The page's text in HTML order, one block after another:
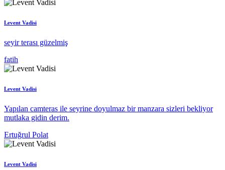
Levent Vadisi
seyir terası güzelmiş
fatih
Levent Vadisi
Yapılan camteras ile seyrine doyulmaz bir manzara sizleri bekliyor
mutlaka gidin derim.
Ertuğrul Polat
Levent Vadisi